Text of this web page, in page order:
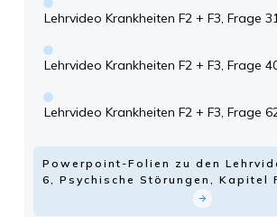
Lehrvideo Krankheiten F2 + F3, Frage
Lehrvideo Krankheiten F2 + F3, Frage
Lehrvideo Krankheiten F2 + F3, Frage
Powerpoint-Folien zu den
6, Psychische Störungen, Kapitel